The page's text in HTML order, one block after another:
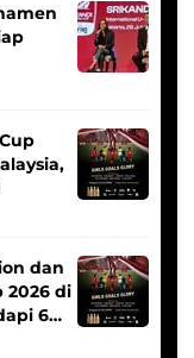
dan
2026 di
6